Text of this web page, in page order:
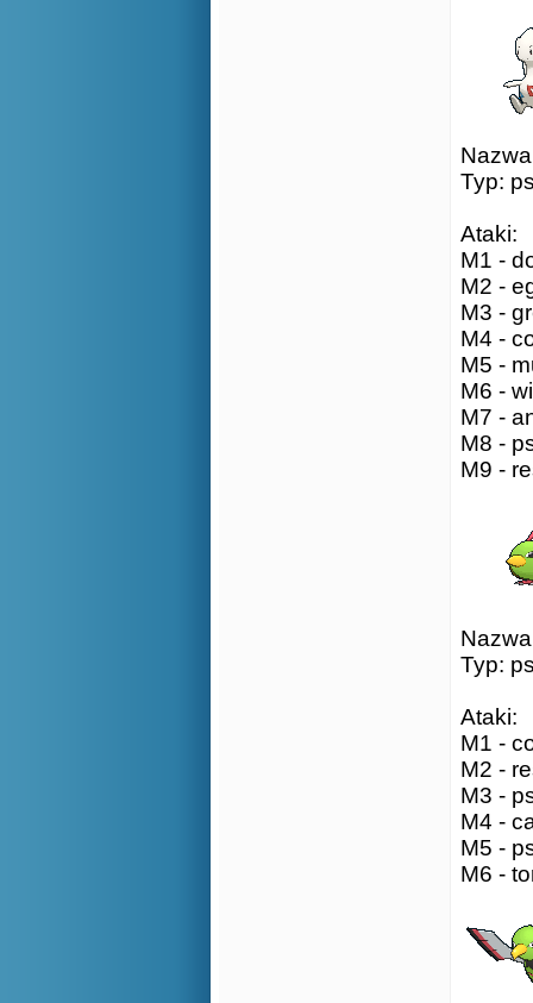
Typ:
Ataki:
M1 -
M2 -
M3 -
M4 -
M5 -
M6 -
M7 -
M8 -
M9 -
Typ:
Ataki:
M1 -
M2 -
M3 -
M4 -
M5 -
M6 -